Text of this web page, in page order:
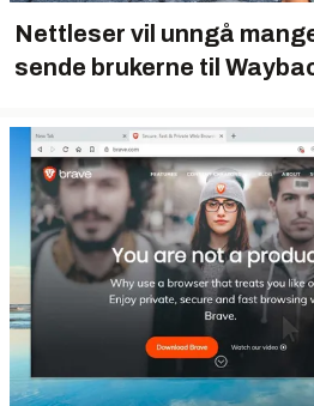
Nettleser vil unngå
sende brukerne til